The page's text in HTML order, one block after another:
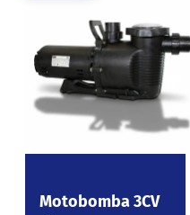
Motobomba 3CV